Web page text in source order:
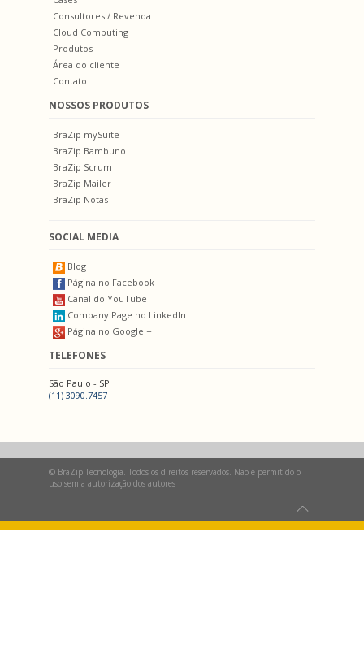
Consultores / Revenda
Cloud Computing
Produtos
Área do cliente
Contato
NOSSOS PRODUTOS
BraZip mySuite
BraZip Bambuno
BraZip Scrum
BraZip Mailer
BraZip Notas
SOCIAL MEDIA
Blog
Página no Facebook
Canal do YouTube
Company Page no LinkedIn
Página no Google +
TELEFONES
São Paulo - SP
(11) 3090.7457
© BraZip Tecnologia. Todos os direitos reservados. Não é permitido o
uso sem a autorização dos autores